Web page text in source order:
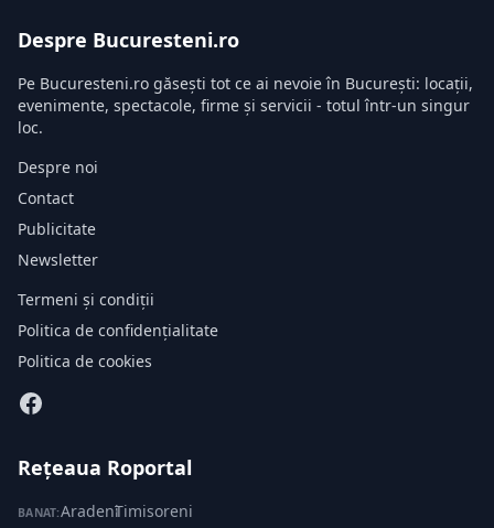
Despre Bucuresteni.ro
Pe Bucuresteni.ro găsești tot ce ai nevoie în București: locații,
evenimente, spectacole, firme și servicii - totul într-un singur
loc.
Despre noi
Contact
Publicitate
Newsletter
Termeni și condiții
Politica de confidențialitate
Politica de cookies
Rețeaua Roportal
BANAT:Aradeni·Timisoreni